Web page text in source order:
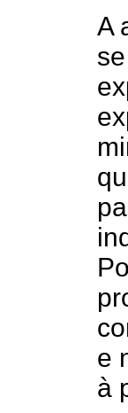
A
e
à